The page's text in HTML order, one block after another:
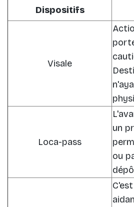
Dispositifs
Visale
Loca-pass
un
ou